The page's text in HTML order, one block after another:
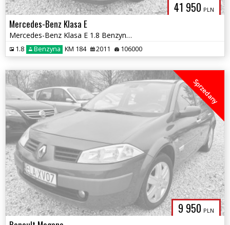
41 950 PLN
Mercedes-Benz Klasa E
Mercedes-Benz Klasa E 1.8 Benzyna 184KM^^Bi-xenon^^106 Tys.km^^Stan BD
1.8 Benzyna KM 184 2011 106000
9 950 PLN
Sprzedany